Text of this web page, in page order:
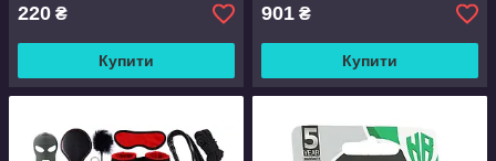
220 ₴
Купити
901 ₴
Купити